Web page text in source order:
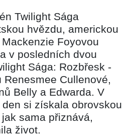
Twilight Sága
hvězdu, americkou
Foyovou
v posledních dvou
Sága: Rozbřesk -
Cullenové,
Belly a Edwarda. V
si získala obrovskou
sama přiznává,
život.